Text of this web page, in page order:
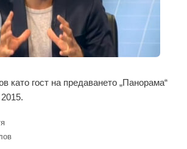
като гост на предаването „Панорама“